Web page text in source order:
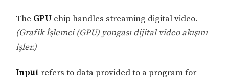
The GPU chip handles streaming digital video.
(Grafik İşlemci (GPU) yongası dijital video akışını
işler.)
Input refers to data provided to a program for